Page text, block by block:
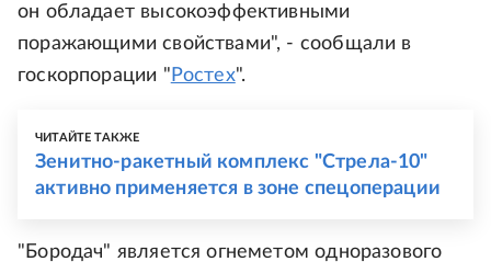
он обладает высокоэффективными
поражающими свойствами", - сообщали в
госкорпорации " Ростех".
ЧИТАЙТЕ ТАКЖЕ
Зенитно-ракетный комплекс "Стрела-10"
активно применяется в зоне спецоперации
"Бородач" является огнеметом одноразового